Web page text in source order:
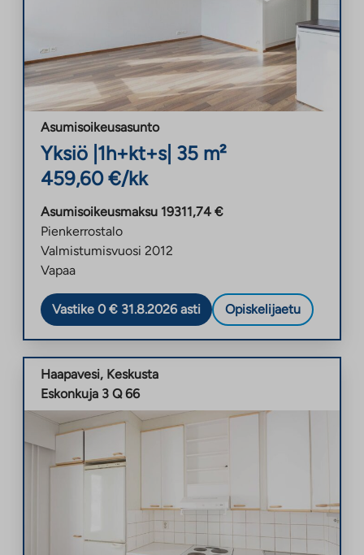
Asumisoikeusasunto
Yksiö 1h+kt+s| 35 m²
459,60 €/kk
Asumisoikeusmaksu 19311,74 €
Pienkerrostalo
Valmistumisvuosi 2012
Vapaa
Vastike 0 € 31.8.2026 asti Opiskelijaetu
Haapavesi, Keskusta
Eskonkuja 3 Q 66